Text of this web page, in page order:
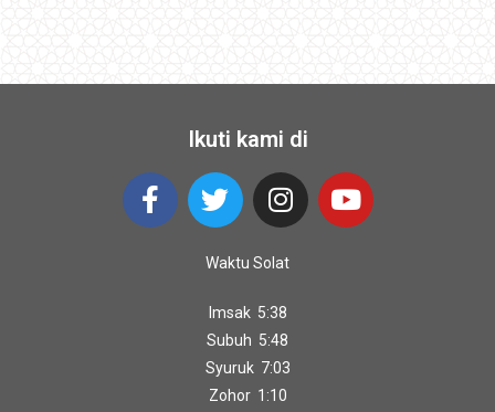
Ikuti kami di
Waktu Solat
Imsak 5:38
Subuh 5:48
Syuruk 7:03
Zohor 1:10